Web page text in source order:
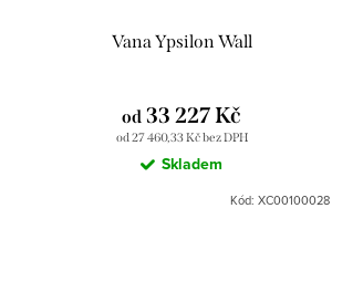
Vana Ypsilon Wall
od 27 460,33 Kč bez DPH
od 33 227 Kč
Skladem
Kód: XC00100028